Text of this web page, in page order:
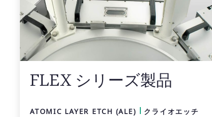
FLEX シリーズ製品
ATOMIC LAYER ETCH (ALE)
クライオエッチ